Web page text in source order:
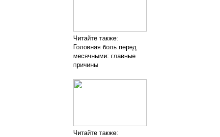
Читайте также:
Головная боль перед
месячными: главные
причины
Читайте также: